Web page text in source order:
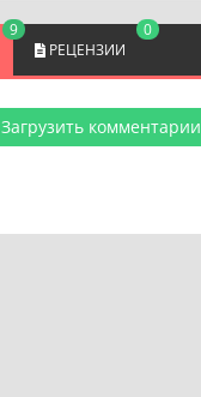
9
РЕЦЕНЗИИ
0
Загрузить комментарии